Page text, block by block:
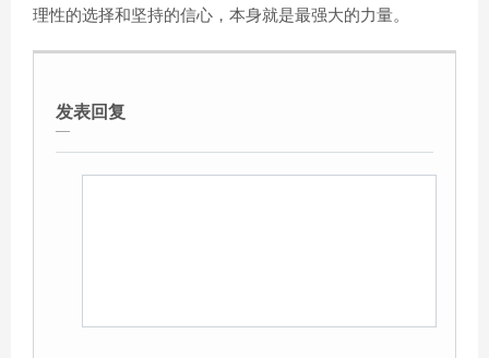
理性的选择和坚持的信心，本身就是最强大的力量。
发表回复